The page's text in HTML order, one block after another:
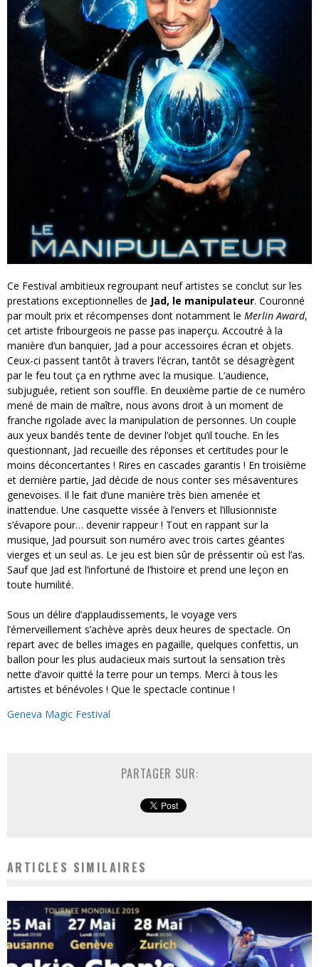
Ce Festival ambitieux regroupant neuf artistes se conclut sur les
prestations exceptionnelles de Jad, le manipulateur. Couronné
par moult prix et récompenses dont notamment le Merlin Award,
cet artiste fribourgeois ne passe pas inaperçu. Accoutré à la
manière d’un banquier, Jad a pour accessoires écran et objets.
Ceux-ci passent tantôt à travers l’écran, tantôt se désagrègent
par le feu tout ça en rythme avec la musique. L’audience,
subjuguée, retient son souffle. En deuxième partie de ce numéro
mené de main de maître, nous avons droit à un moment de
franche rigolade avec la manipulation de personnes. Un couple
aux yeux bandés tente de deviner l’objet qu’il touche. En les
questionnant, Jad recueille des réponses et certitudes pour le
moins déconcertantes ! Rires en cascades garantis ! En troisième
et dernière partie, Jad décide de nous conter ses mésaventures
genevoises. Il le fait d’une manière très bien amenée et
inattendue. Une casquette vissée à l’envers et l’illusionniste
s’évapore pour… devenir rappeur ! Tout en rappant sur la
musique, Jad poursuit son numéro avec trois cartes géantes
vierges et un seul as. Le jeu est bien sûr de préssentir où est l’as.
Sauf que Jad est l’infortuné de l’histoire et prend une leçon en
toute humilité.
Sous un délire d’applaudissements, le voyage vers
l’émerveillement s’achève après deux heures de spectacle. On
repart avec de belles images en pagaille, quelques confettis, un
ballon pour les plus audacieux mais surtout la sensation très
nette d’avoir quitté la terre pour un temps. Merci à tous les
artistes et bénévoles ! Que le spectacle continue !
Geneva Magic Festival
PARTAGER SUR:
ARTICLES SIMILAIRES